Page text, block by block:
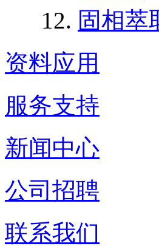
固相萃
资料应用
服务支持
新闻中心
公司招聘
联系我们